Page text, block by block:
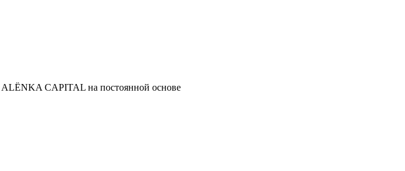
ALЁNKA CAPITAL на постоянной основе